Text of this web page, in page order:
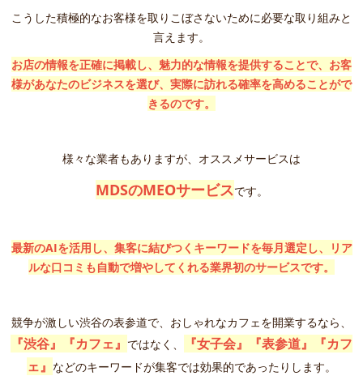
こうした積極的なお客様を取りこぼさないために必要な取り組みと
言えます。
お店の情報を正確に掲載し、魅力的な情報を提供することで、お客
様があなたのビジネスを選び、実際に訪れる確率を高めることがで
きるのです。
様々な業者もありますが、オススメサービスは
MDSのMEOサービスです。
最新のAIを活用し、集客に結びつくキーワードを毎月選定し、リア
ルな口コミも自動で増やしてくれる業界初のサービスです。
競争が激しい渋谷の表参道で、おしゃれなカフェを開業するなら、
『渋谷』『カフェ』 ではなく、
『女子会』『表参道』『カフ
ェ』 などのキーワードが集客では効果的であったりします。